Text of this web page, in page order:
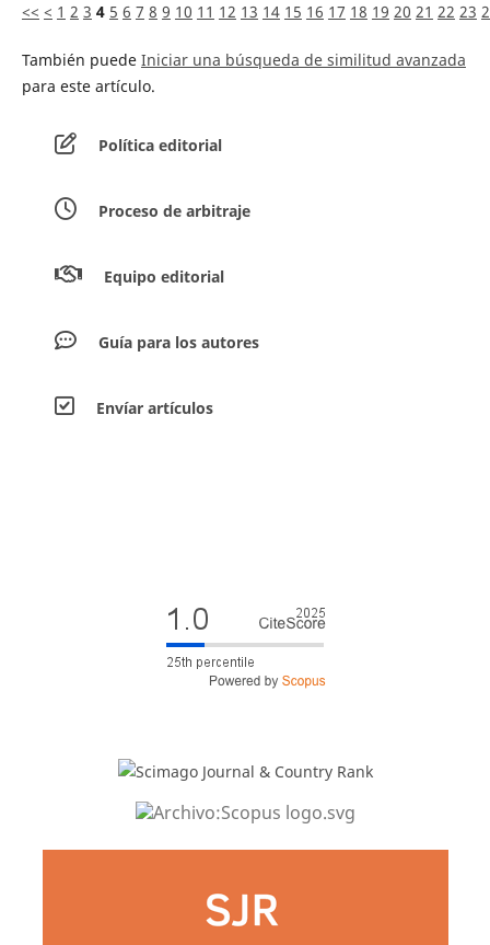
<< < 1 2 3 4 5 6 7 8 9 10 11 12 13 14 15 16 17 18 19 20 21 22 23
También puede Iniciar una búsqueda de similitud avanzada
para este artículo.
Política editorial
Proceso de arbitraje
Equipo editorial
Guía para los autores
Envíar artículos